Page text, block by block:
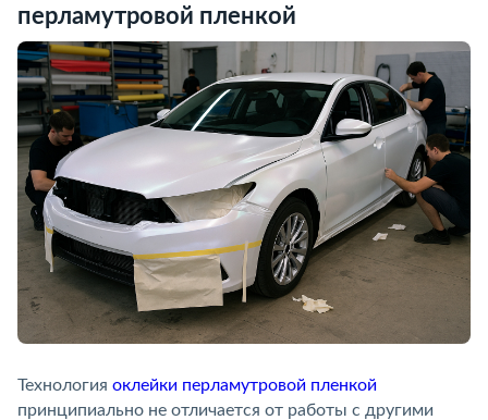
перламутровой пленкой
Технология оклейки перламутровой пленкой
принципиально не отличается от работы с другими